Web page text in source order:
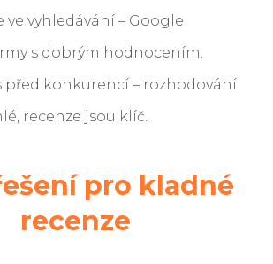
ve vyhledávání – Google
s dobrým hodnocením.
před konkurencí – rozhodování
recenze jsou klíč.
pro kladné
recenze